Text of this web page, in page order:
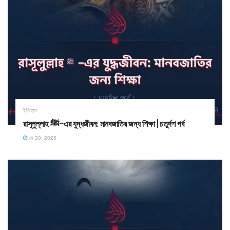
ইতিহাস
রাসূলুল্লাহ ﷺ–এর যুদ্ধজীবন: মানবজাতির জন্য শিক্ষা | চতুর্দশ পর্ব
মে 20, 2025